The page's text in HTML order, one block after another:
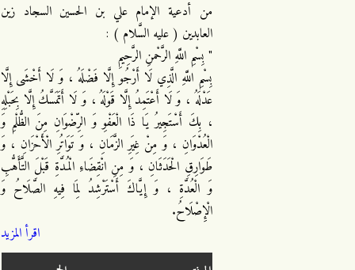
من أدعية الإمام علي بن الحسين السجاد زين
العابدين ( عليه السَّلام ) :
" بِسْمِ اللَّهِ الرَّحْمنِ الرَّحِيمِ
بِسْمِ اللَّهِ الَّذِي لَا أَرْجُو إِلَّا فَضْلَهُ ، وَ لَا أَخْشَى إِلَّا
عَدْلَهُ ، وَ لَا أَعْتَمِدُ إِلَّا قَوْلَهُ ، وَ لَا أَتَمَسَّكُ إِلَّا بِحَبْلِهِ
، بِكَ أَسْتَجِيرُ يَا ذَا الْعَفْوِ وَ الرِّضْوَانِ مِنَ الظُّلْمِ وَ
الْعُدْوَانِ ، وَ مِنْ غِيَرِ الزَّمَانِ ، وَ تَوَاتُرِ الْأَحْزَانِ ، وَ
طَوَارِقِ الْحَدَثَانِ ، وَ مِنِ انْقِضَاءِ الْمُدَّةِ قَبْلَ التَّأَهُّبِ
وَ الْعُدَّةِ ، وَ إِيَّاكَ أَسْتَرْشِدُ لِمَا فِيهِ الصَّلَاحُ وَ
الْإِصْلَاحُ.
اقرأ المزيد